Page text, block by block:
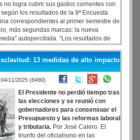
no logra cubrir sus gastos corrientes con
los resultados de la 9ª Encuesta
correspondientes al primer semestre de
más segundas marcas: la nueva
autopercibida. “Los resultados de
frágiles avances a partir de la
pero también desafíos que deben
en la agenda pública para consolidar y
el representante de Unicef en
Mesec.
13 medidas de alto impacto
04/11/2025 (8490)
El Presidente no perdió tiempo tras
las elecciones y se reunió con
gobernadores para consensuar el
Presupuesto y las reformas laboral
y tributaria. Por José Calero. El
triunfo del oficialismo en las